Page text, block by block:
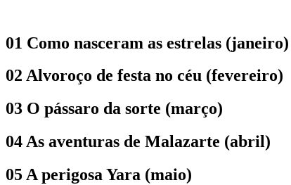
01 Como nasceram as estrelas (janeiro)
02 Alvoroço de festa no céu (fevereiro)
03 O pássaro da sorte (março)
04 As aventuras de Malazarte (abril)
05 A perigosa Yara (maio)